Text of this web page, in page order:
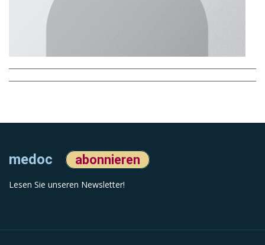
medoc abonnieren
Lesen Sie unseren Newsletter!